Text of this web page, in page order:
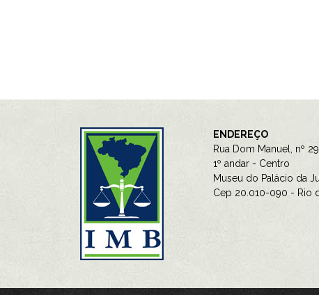
ENDEREÇO
Rua Dom Manuel, nº
1º andar - Centro
Museu do Palácio da
Cep 20.010-090 - Rio